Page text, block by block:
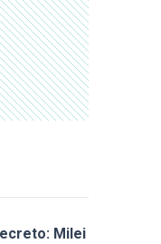
Milei